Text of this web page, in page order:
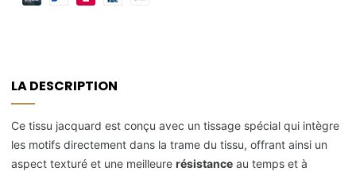
LA DESCRIPTION
Ce tissu jacquard est conçu avec un tissage spécial qui intègre
les motifs directement dans la trame du tissu, offrant ainsi un
aspect texturé et une meilleure résistance au temps et à